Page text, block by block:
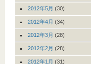
2012年5月 (30)
2012年4月 (34)
2012年3月 (28)
2012年2月 (28)
2012年1月 (31)